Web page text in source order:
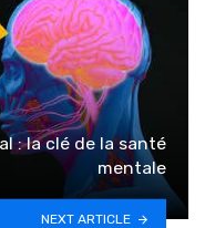
: la clé de la santé
mentale
NEXT ARTICLE